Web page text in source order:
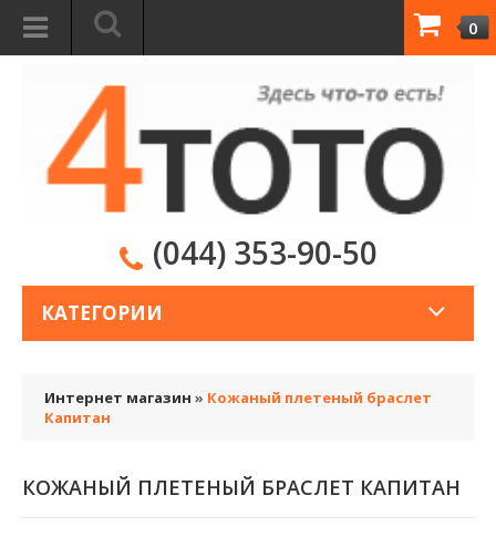
0
(044) 353-90-50
КАТЕГОРИИ
Интернет магазин » Кожаный плетеный браслет
Капитан
КОЖАНЫЙ ПЛЕТЕНЫЙ БРАСЛЕТ КАПИТАН